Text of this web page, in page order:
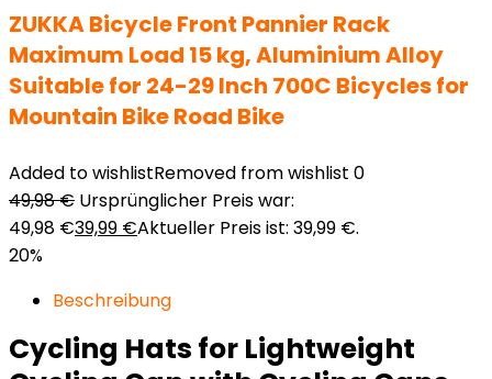
ZUKKA Bicycle Front Pannier Rack
Maximum Load 15 kg, Aluminium Alloy
Suitable for 24-29 Inch 700C Bicycles for
Mountain Bike Road Bike
Added to wishlistRemoved from wishlist 0
49,98€ Ursprünglicher Preis war:
49,98 €39,99 €Aktueller Preis ist: 39,99 €.
20%
Beschreibung
Cycling Hats for Lightweight